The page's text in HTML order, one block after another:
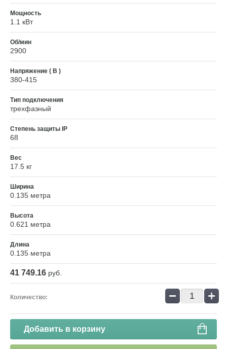
Мощность
1.1 кВт
Об/мин
2900
Напряжение ( В )
380-415
Тип подключения
трехфазный
Степень защиты IP
68
Вес
17.5 кг
Ширина
0.135 метра
Высота
0.621 метра
Длина
0.135 метра
41 749.16 руб.
Количество: − +
Добавить в корзину